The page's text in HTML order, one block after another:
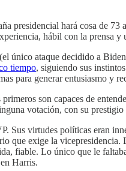
presidencial hará cosa de
hábil con la
único ataque decidido a
tiempo, siguiendo sus
para generar entusiasmo y
son capaces de
votación, con su
virtudes políticas eran
que exige la
fiable. Lo único que le
Harris.